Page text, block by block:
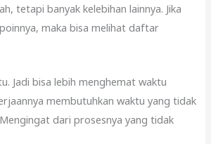
tetapi banyak kelebihan lainnya. Jika
maka bisa melihat daftar
Jadi bisa lebih menghemat waktu
membutuhkan waktu yang tidak
dari prosesnya yang tidak